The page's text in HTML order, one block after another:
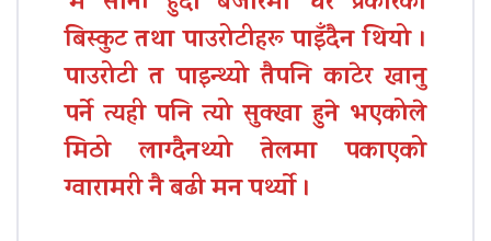
बिस्कुट तथा पाउरोटीहरू पाइँदैन थियो ।
पाउरोटी त पाइन्थ्यो तैपनि काटेर खानु
पर्ने त्यही पनि त्यो सुक्खा हुने भएकोले
मिठो लाग्दैनथ्यो तेलमा पकाएको
ग्वारामरी नै बढी मन पर्थ्याे ।